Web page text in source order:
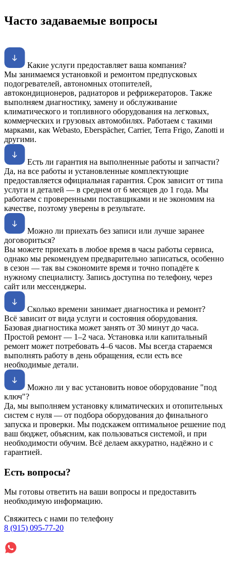
Часто задаваемые вопросы
Какие услуги предоставляет ваша компания?
Мы занимаемся установкой и ремонтом предпусковых
подогревателей, автономных отопителей,
автокондиционеров, радиаторов и рефрижераторов. Также
выполняем диагностику, замену и обслуживание
климатического и топливного оборудования на легковых,
коммерческих и грузовых автомобилях. Работаем с такими
марками, как Webasto, Eberspächer, Carrier, Terra Frigo, Zanotti и
другими.
Есть ли гарантия на выполненные работы и запчасти?
Да, на все работы и установленные комплектующие
предоставляется официальная гарантия. Срок зависит от типа
услуги и деталей — в среднем от 6 месяцев до 1 года. Мы
работаем с проверенными поставщиками и не экономим на
качестве, поэтому уверены в результате.
Можно ли приехать без записи или лучше заранее
договориться?
Вы можете приехать в любое время в часы работы сервиса,
однако мы рекомендуем предварительно записаться, особенно
в сезон — так вы сэкономите время и точно попадёте к
нужному специалисту. Запись доступна по телефону, через
сайт или мессенджеры.
Сколько времени занимает диагностика и ремонт?
Всё зависит от вида услуги и состояния оборудования.
Базовая диагностика может занять от 30 минут до часа.
Простой ремонт — 1–2 часа. Установка или капитальный
ремонт может потребовать 4–6 часов. Мы всегда стараемся
выполнять работу в день обращения, если есть все
необходимые детали.
Можно ли у вас установить новое оборудование "под
ключ"?
Да, мы выполняем установку климатических и отопительных
систем с нуля — от подбора оборудования до финального
запуска и проверки. Мы подскажем оптимальное решение под
ваш бюджет, объясним, как пользоваться системой, и при
необходимости обучим. Всё делаем аккуратно, надёжно и с
гарантией.
Есть вопросы?
Мы готовы ответить на ваши вопросы и предоставить
необходимую информацию.
Свяжитесь с нами по телефону
8 (915) 095-77-20